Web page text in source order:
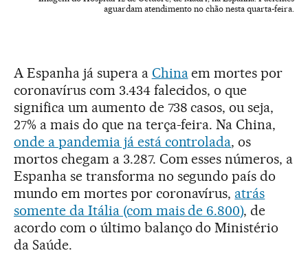
aguardam atendimento no chão nesta quarta-feira.
A Espanha já supera a Chinaem mortes por
coronavírus com 3.434 falecidos, o que
significa um aumento de 738 casos, ou seja,
27% a mais do que na terça-feira. Na China,
onde a pandemia já está controlada, os
mortos chegam a 3.287. Com esses números, a
Espanha se transforma no segundo país do
mundo em mortes por coronavírus, atrás
somente da Itália (com mais de 6.800), de
acordo com o último balanço do Ministério
da Saúde.